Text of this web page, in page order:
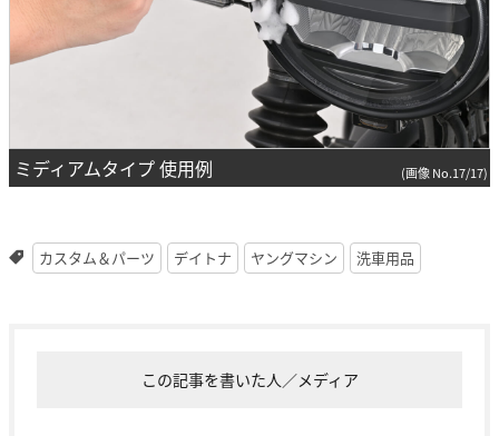
ミディアムタイプ 使用例 (画像 No.17/17)
カスタム＆パーツ デイトナ ヤングマシン 洗車用品
この記事を書いた人／メディア